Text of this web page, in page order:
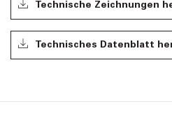
Technische Zeichnungen
Technisches Datenblatt